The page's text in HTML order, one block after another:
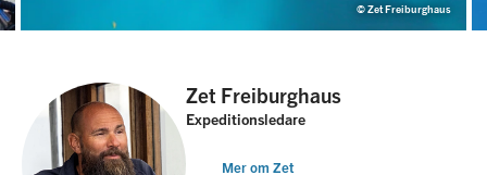
© Zet Freiburghaus
Zet Freiburghaus
Expeditionsledare
Mer om Zet